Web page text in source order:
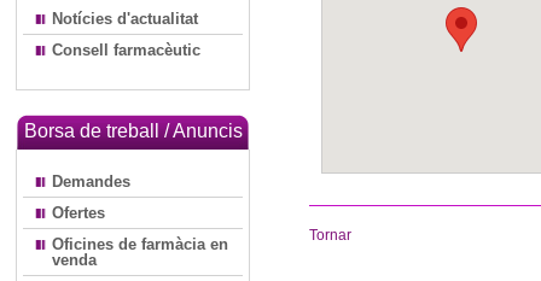
Notícies d'actualitat
Consell farmacèutic
Borsa de treball / Anuncis
Demandes
Ofertes
Oficines de farmàcia en
venda
Tornar